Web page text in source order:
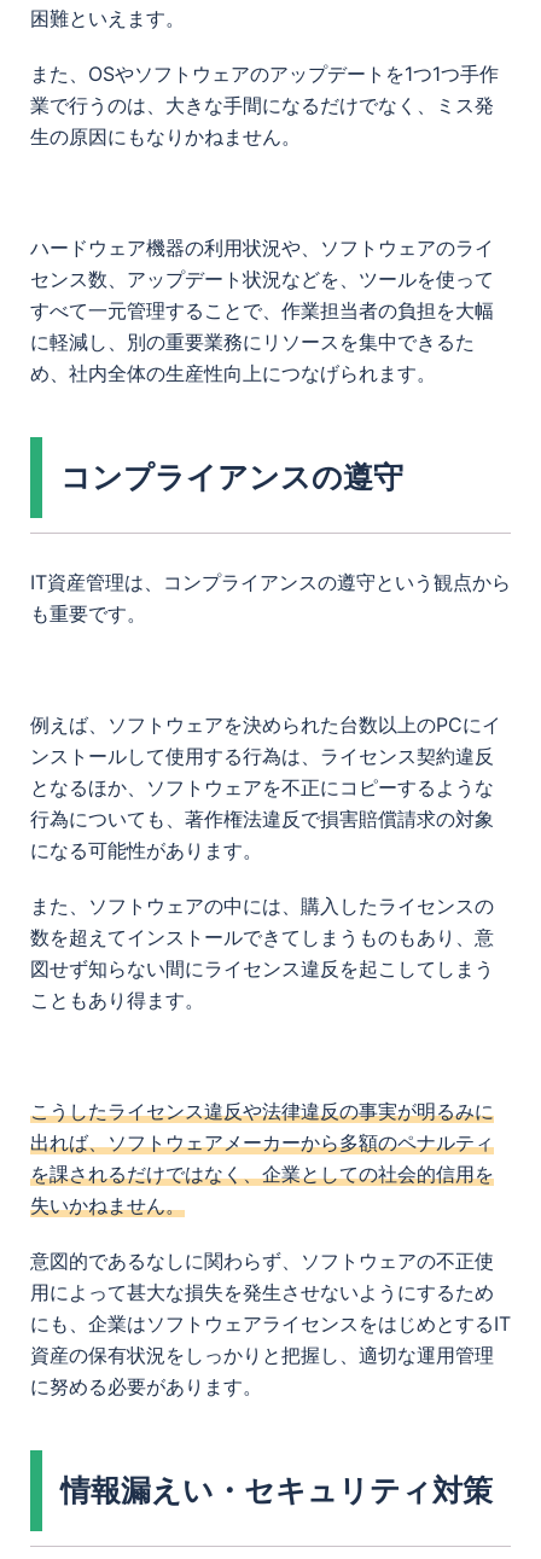
困難といえます。
また、OSやソフトウェアのアップデートを1つ1つ手作
業で行うのは、大きな手間になるだけでなく、ミス発
生の原因にもなりかねません。
ハードウェア機器の利用状況や、ソフトウェアのライ
センス数、アップデート状況などを、ツールを使って
すべて一元管理することで、作業担当者の負担を大幅
に軽減し、別の重要業務にリソースを集中できるた
め、社内全体の生産性向上につなげられます。
コンプライアンスの遵守
IT資産管理は、コンプライアンスの遵守という観点から
も重要です。
例えば、ソフトウェアを決められた台数以上のPCにイ
ンストールして使用する行為は、ライセンス契約違反
となるほか、ソフトウェアを不正にコピーするような
行為についても、著作権法違反で損害賠償請求の対象
になる可能性があります。
また、ソフトウェアの中には、購入したライセンスの
数を超えてインストールできてしまうものもあり、意
図せず知らない間にライセンス違反を起こしてしまう
こともあり得ます。
こうしたライセンス違反や法律違反の事実が明るみに
出れば、ソフトウェアメーカーから多額のペナルティ
を課されるだけではなく、企業としての社会的信用を
失いかねません。
意図的であるなしに関わらず、ソフトウェアの不正使
用によって甚大な損失を発生させないようにするため
にも、企業はソフトウェアライセンスをはじめとするIT
資産の保有状況をしっかりと把握し、適切な運用管理
に努める必要があります。
情報漏えい・セキュリティ対策